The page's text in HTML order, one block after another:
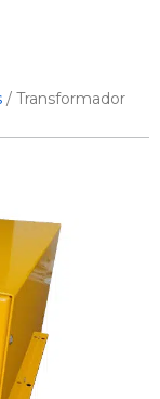
/ Transformador